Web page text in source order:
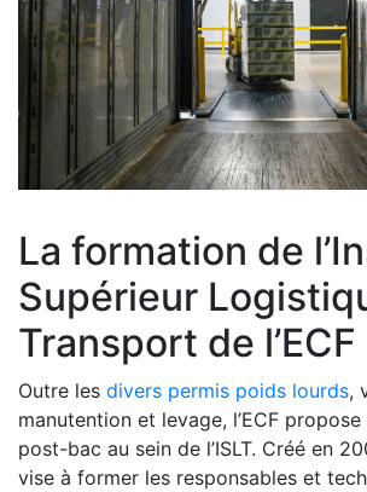
La formation de
Supérieur
Transport de l’ECF
Outre les divers permis poids lourds,
manutention et levage, l’ECF
post-bac au sein de l’ISLT. Créé en
vise à former les responsables et